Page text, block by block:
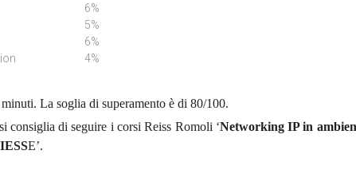
6%
5%
6%
4%
La soglia di superamento è di 80/100.
consiglia di seguire i corsi Reiss Romoli ‘Networking IP in
E’.